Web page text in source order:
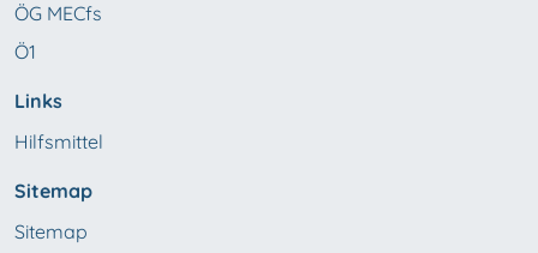
ÖG MECfs
Ö1
Links
Hilfsmittel
Sitemap
Sitemap